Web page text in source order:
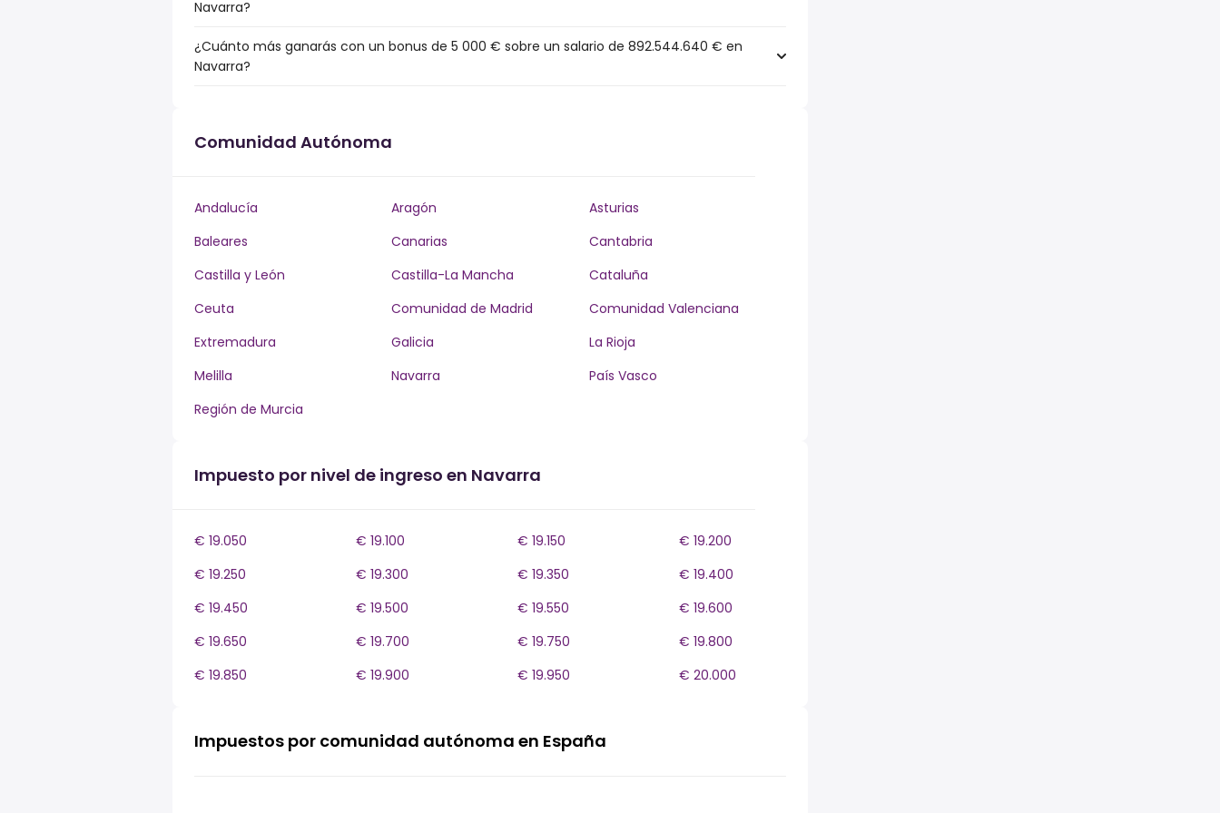
Navarra?
¿Cuánto más ganarás con un bonus de 5 000 € sobre un salario de 892.544.640 € en
Navarra?
Comunidad Autónoma
Andalucía Aragón
Asturias
Baleares
Canarias
Cantabria
Castilla y León
Castilla-La Mancha
Cataluña
Ceuta
Comunidad de Madrid
Comunidad Valenciana
Extremadura
Galicia
La Rioja
Melilla
Navarra
País Vasco
Región de Murcia
Impuesto por nivel de ingreso en Navarra
€ 19.050 € 19.100 € 19.150
€ 19.200
€ 19.250
€ 19.300 € 19.350
€ 19.400
€ 19.450
€ 19.500 € 19.550
€ 19.600
€ 19.650
€ 19.700 € 19.750
€ 19.800
€ 19.850
€ 19.900 € 19.950 € 20.000
Impuestos por comunidad autónoma en España